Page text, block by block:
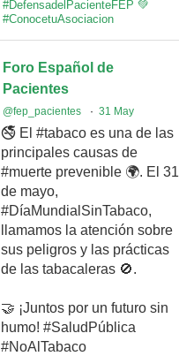
#DefensadelPacienteFEP 💚
#ConocetuAsociacion
Foro Español de
Pacientes
@fep_pacientes · 31 May
🚭 El #tabaco es una de las
principales causas de
#muerte prevenible 🌍. El 31
de mayo,
#DíaMundialSinTabaco,
llamamos la atención sobre
sus peligros y las prácticas
de las tabacaleras 🚫.
🤝 ¡Juntos por un futuro sin
humo! #SaludPública
#NoAlTabaco